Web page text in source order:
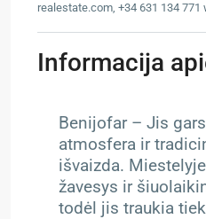
realestate.com, +34 631 134 771
Informacija
Benijofar – Jis
atmosfera ir
išvaizda.
žavesys ir
todėl jis traukia